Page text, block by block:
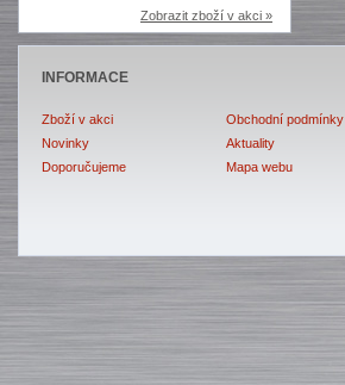
Zobrazit zboží v akci »
INFORMACE
Zboží v akci
Novinky
Doporučujeme
Obchodní podmínky
Aktuality
Mapa webu